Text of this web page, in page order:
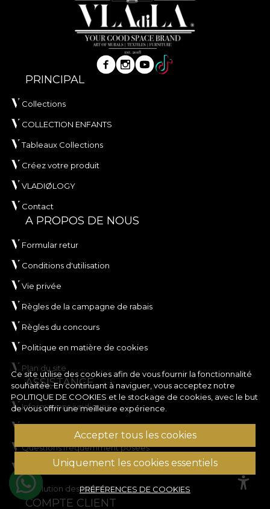
Ce site utilise des cookies afin de vous fournir la fonctionnalité
souhaitée. En continuant à naviguer, vous acceptez notre
POLITIQUE DE COOKIES et le stockage de cookies, avec le but
de vous offrir une meilleure expérience.
Accepter tous les cookies
Uniquement les cookies essentiels
PRÉFÉRENCES DE COOKIES
PRINCIPAL
Collections
COLLECTION ENFANTS
Tableaux Collections
Créez votre produit
VLADIØLOGY
Contact
A PROPOS DE NOUS
Formular retur
Conditions d'utilisation
Vie privée
Règles de la campagne de rabais
Règles du concours
Politique en matière de cookies
Plan du site
ASSISTANCE
Informations juridiques
Contactez nous
Questions fréquemment posées
Résolution des litiges
COMPTE CLIENT